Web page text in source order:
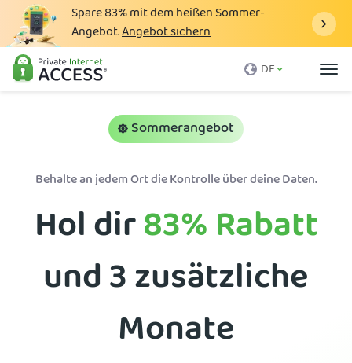
Spare83%mit dem heißen Sommer-
Angebot.Angebot sichern
DE
Was ist ein VPN
VPN-Download
VPN-Server
Support
Sommerangebot
Behalte an jedem Ort die Kontrolle über deine Daten.
Hol dir83%Rabatt
und 3 zusätzliche
Monate